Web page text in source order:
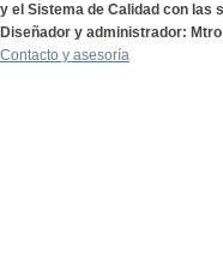
y el Sistema de Calidad con las
Diseñador y administrador:
Contacto y asesoría